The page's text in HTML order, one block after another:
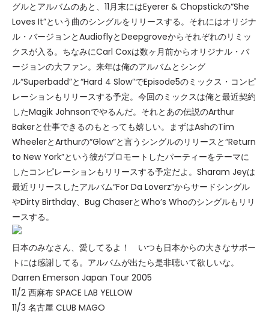
グルとアルバムのあと、11月末にはEyerer & Chopstickの“She
Loves It”という曲のシングルをリリースする。それにはオリジナ
ル・バージョンとAudioflyとDeepgroveからそれぞれのリミッ
クスが入る。ちなみにCarl Coxは数ヶ月前からオリジナル・バ
ージョンの大ファン。来年は俺のアルバムとシング
ル“Superbadd”と“Hard 4 Slow”でEpisode5のミックス・コンピ
レーションもリリースする予定。今回のミックスは俺と最近契約
したMagik Johnsonでやるんだ。それとあの伝説のArthur
Bakerと仕事できるのもとっても嬉しい。まずはAshのTim
WheelerとArthurの“Glow”と言うシングルのリリースと“Return
to New York”という彼がプロモートしたパーティーをテーマに
したコンピレーションもリリースする予定だよ。Sharam Jeyは
最近リリースしたアルバム“For Da Loverz”からサードシングル
やDirty Birthday、Bug ChaserとWho’s Whoのシングルもリリ
ースする。
日本のみなさん、愛してるよ！ いつも日本からの大きなサポー
トには感謝してる。アルバムが出たら是非聴いて欲しいな。
Darren Emerson Japan Tour 2005
11/2 西麻布 SPACE LAB YELLOW
11/3 名古屋 CLUB MAGO